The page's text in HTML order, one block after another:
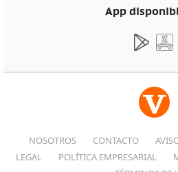
App
NOSOTROS CONTACTO
LEGAL
POLÍTICA EMPRESARIAL